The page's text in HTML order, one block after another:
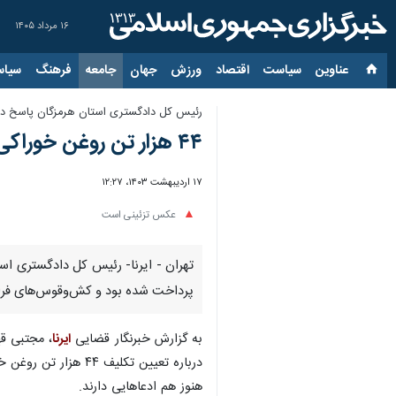
۱۶ مرداد ۱۴۰۵
عناوین‌ سیاست اقتصاد ورزش جهان جامعه فرهنگ
رئیس کل دادگستری استان هرمزگان پاسخ
۴۴ هزار تن روغن خوراکی فاسد پس از سه سال مسترد می‌شود؟
۱۷ اردیبهشت ۱۴۰۳، ۱۲:۲۷